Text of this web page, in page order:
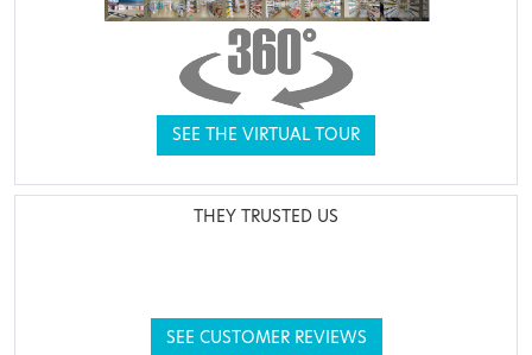
SEE THE VIRTUAL TOUR
THEY TRUSTED US
SEE CUSTOMER REVIEWS